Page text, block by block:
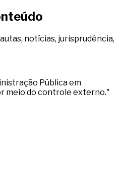
notícias, jurisprudência,
Pública em
meio do controle externo."